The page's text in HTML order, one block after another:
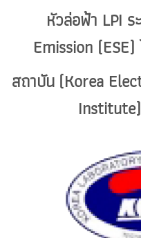
หัวล่อฟ้า LPI
Emission
สถาบัน (Korea